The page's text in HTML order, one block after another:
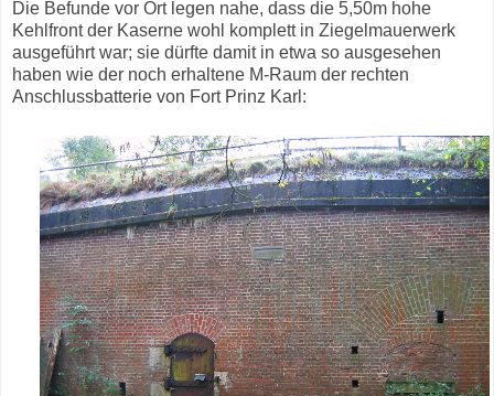
Die Befunde vor Ort legen nahe, dass die 5,50m hohe
Kehlfront der Kaserne wohl komplett in Ziegelmauerwerk
ausgeführt war; sie dürfte damit in etwa so ausgesehen
haben wie der noch erhaltene M-Raum der rechten
Anschlussbatterie von Fort Prinz Karl: